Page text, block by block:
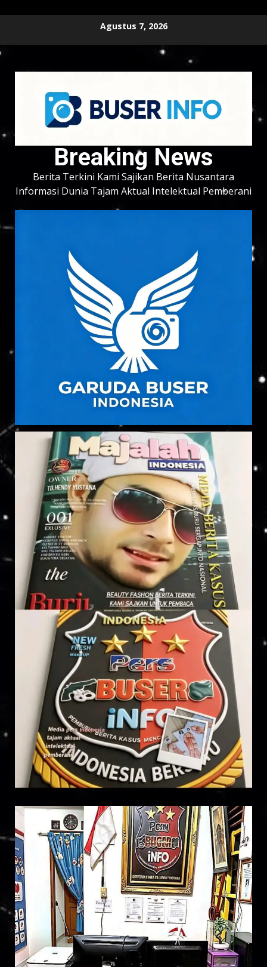
content
Agustus 7, 2026
Breaking News
Berita Terkini Kami Sajikan Berita Nusantara
Informasi Dunia Tajam Aktual Intelektual Pemberani